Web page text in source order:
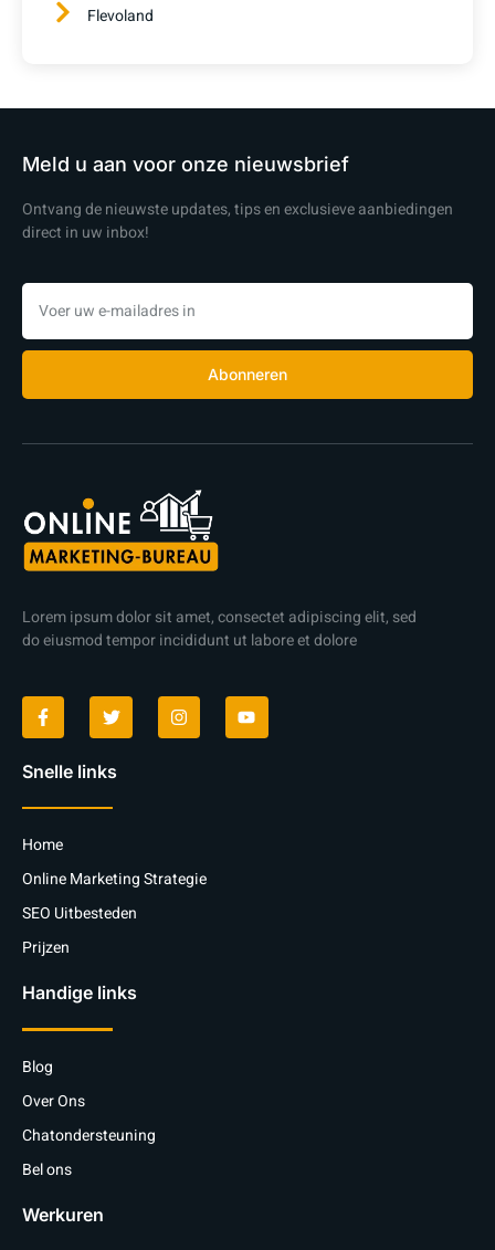
Flevoland
Meld u aan voor onze nieuwsbrief
Ontvang de nieuwste updates, tips en exclusieve aanbiedingen
direct in uw inbox!
Abonneren
Lorem ipsum dolor sit amet, consectet adipiscing elit, sed
do eiusmod tempor incididunt ut labore et dolore
Snelle links
Home
Online Marketing Strategie
SEO Uitbesteden
Prijzen
Handige links
Blog
Over Ons
Chatondersteuning
Bel ons
Werkuren